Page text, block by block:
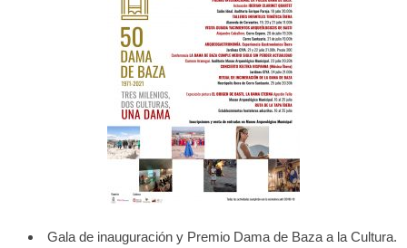
Gala de inauguración y Premio Dama de Baza a la Cultura.